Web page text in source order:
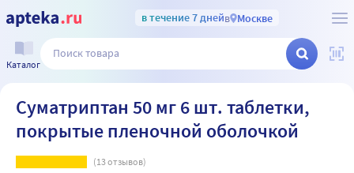
в течение 7 днейв Москве
Каталог
Суматриптан 50 мг 6 шт. таблетки,
покрытые пленочной оболочкой
(13отзывов)